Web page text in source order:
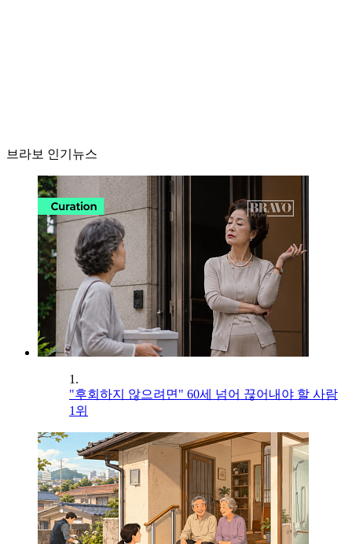
브라보 인기뉴스
1.
"후회하지 않으려면" 60세 넘어 끊어내야 할 사람
1위